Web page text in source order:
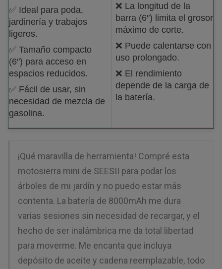
✅ Ideal para poda,
jardinería y trabajos
ligeros.
✅ Tamaño compacto
(6″) para acceso en
espacios reducidos.
✅ Fácil de usar, sin
necesidad de mezcla de
gasolina.
❌ La longitud de la
barra (6″) limita el grosor
máximo de corte.
❌ Puede calentarse con
uso prolongado.
❌ El rendimiento
depende de la carga de
la batería.
¡Qué maravilla de herramienta! Compré esta
motosierra mini de SEESII para podar los
árboles de mi jardín y no puedo estar más
contenta. La batería de 8000mAh me dura
varias sesiones sin necesidad de recargar, y el
hecho de ser inalámbrica me da total libertad
para moverme. Me encanta que incluya
depósito de aceite y cadena reemplazable, todo